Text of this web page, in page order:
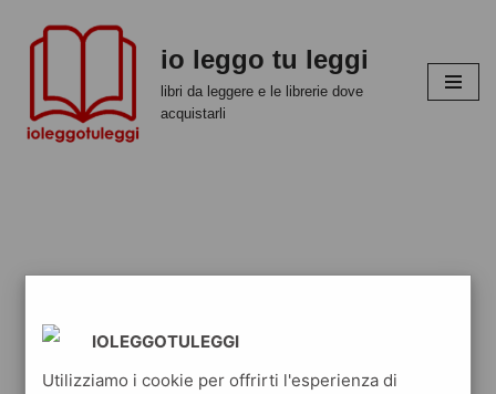
contenuto
io leggo tu leggi
libri da leggere e le librerie dove
acquistarli
IOLEGGOTULEGGI
Utilizziamo i cookie per offrirti l'esperienza di